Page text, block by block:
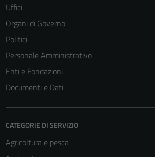
Uffici
Organi di Governo
Politici
Personale Amministrativo
Enti e Fondazioni
Documenti e Dati
CATEGORIE DI SERVIZIO
Agricoltura e pesca